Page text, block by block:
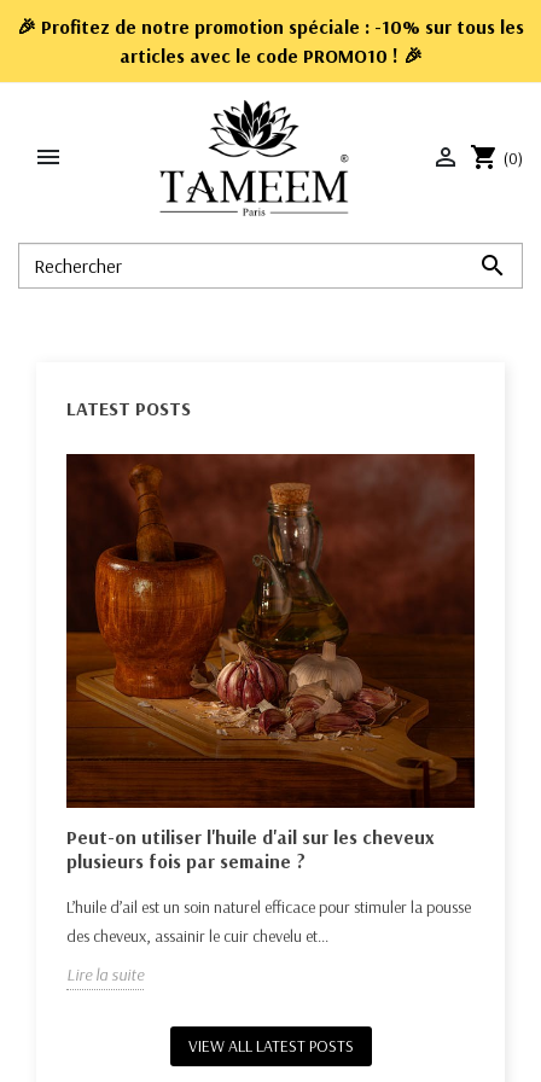
🎉 Profitez de notre promotion spéciale : -10% sur tous les
articles avec le code PROMO10 ! 🎉


 shopping_cart (0)
LATEST POSTS
Peut-on utiliser l'huile d'ail sur les cheveux
plusieurs fois par semaine ?
L’huile d’ail est un soin naturel efficace pour stimuler la pousse
des cheveux, assainir le cuir chevelu et...
Lire la suite
VIEW ALL LATEST POSTS